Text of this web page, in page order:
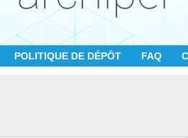
POLITIQUE DE DÉPÔT FAQ